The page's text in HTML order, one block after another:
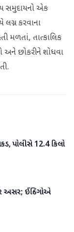
સમુદાયનો એક
લગ્ન કરવાના
મળતાં, તાત્કાલિક
છોકરીને શોધવા
પોલીસે 12.4 કિલો
અસર; ઈન્ડિગોએ